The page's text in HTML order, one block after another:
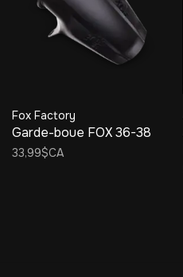
Fox Factory
Garde-boue FOX 36-38
33,99$CA